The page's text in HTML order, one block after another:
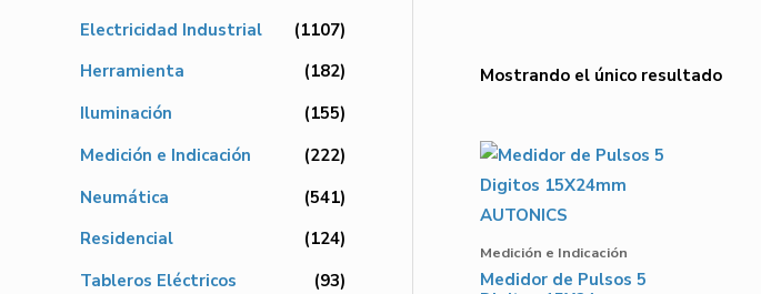
Electricidad Industrial
(1107)
Herramienta
(182)
Iluminación
(155)
Medición e Indicación
(222)
Neumática
(541)
Residencial
(124)
Tableros Eléctricos
(93)
Mostrando el único resultado
Medición e Indicación
Medidor de Pulsos 5